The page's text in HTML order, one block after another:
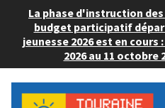
La phase d'instruction
budget participatif
jeunesse 2026 est en cours
2026 au 11 octobre